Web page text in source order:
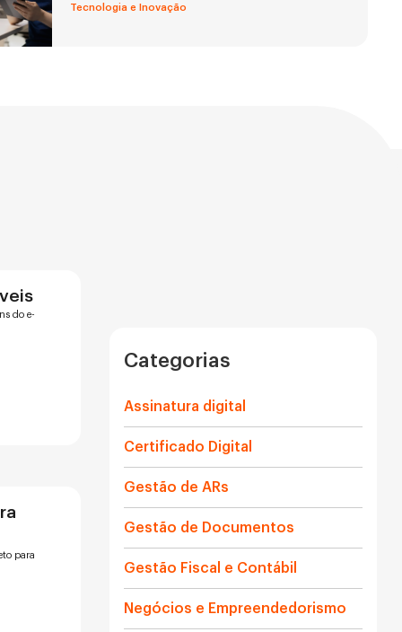
Tecnologia e Inovação
do e-
para
Categorias
Assinatura digital
Certificado Digital
Gestão de ARs
Gestão de Documentos
Gestão Fiscal e Contábil
Negócios e Empreendedorismo